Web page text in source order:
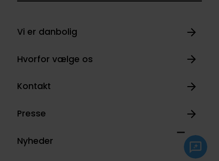
Vi er danbolig
Hvorfor vælge os
Kontakt
Presse
Nyheder